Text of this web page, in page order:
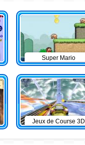
Super Mario
Jeux de Course 3D